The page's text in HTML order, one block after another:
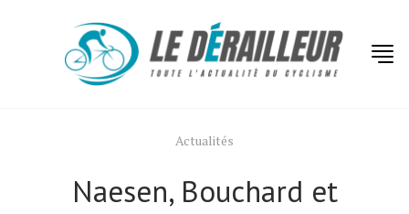
Actualités
Naesen, Bouchard et